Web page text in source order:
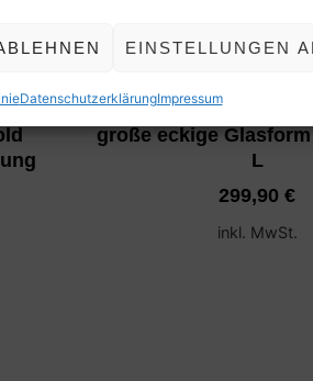
EINSTELLUNGEN
DatenschutzerklärungImpressum
leichte Herrenbrille
große eckige
L
299,90€
inkl. MwSt.